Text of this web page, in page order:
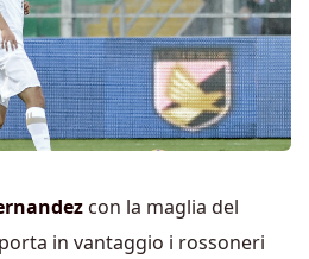
con la maglia del
in vantaggio i rossoneri